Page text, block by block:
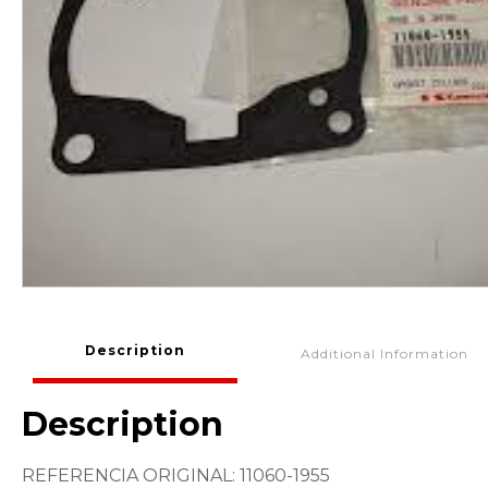
Description Additional Information
Description
REFERENCIA ORIGINAL: 11060-1955